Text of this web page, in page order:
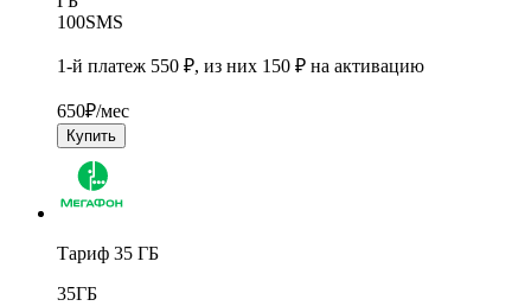
100SMS
1-й платеж 550 ₽, из них 150 ₽ на активацию
650₽/мес
Купить
Тариф 35 ГБ
35ГБ